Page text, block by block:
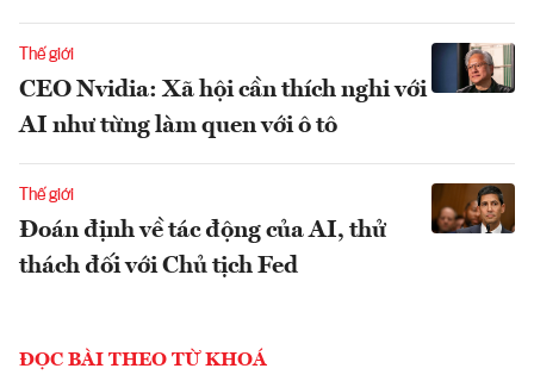
Thế giới
CEO Nvidia: Xã hội cần thích nghi với
AI như từng làm quen với ô tô
Thế giới
Đoán định về tác động của AI, thử
thách đối với Chủ tịch Fed
ĐỌC BÀI THEO TỪ KHOÁ